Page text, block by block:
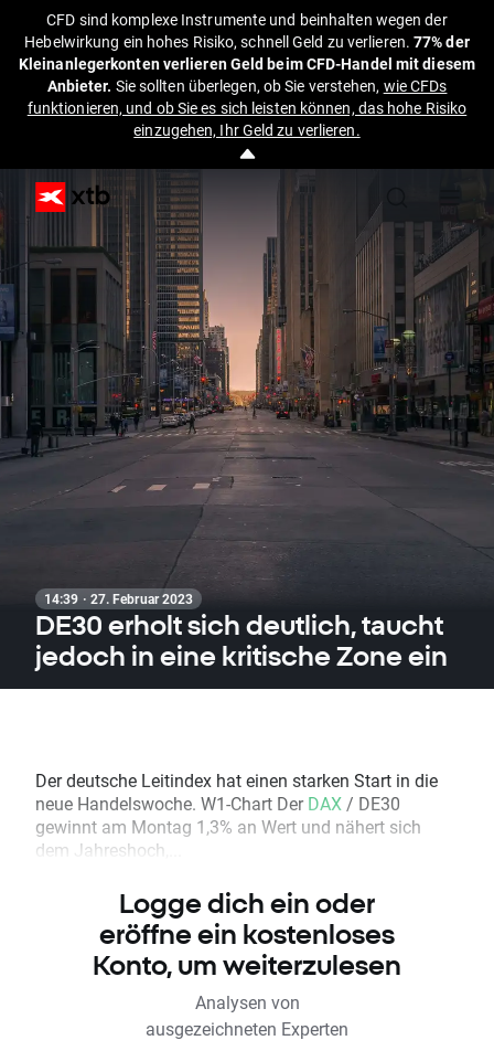
CFD sind komplexe Instrumente und beinhalten wegen der
Hebelwirkung ein hohes Risiko, schnell Geld zu verlieren.77% der
Kleinanlegerkonten verlieren Geld beim CFD-Handel mit diesem
Anbieter. Sie sollten überlegen, ob Sie verstehen, wie CFDs
funktionieren, und ob Sie es sich leisten können, das hohe Risiko
einzugehen, Ihr Geld zu verlieren.
14:39 · 27. Februar 2023
DE30 erholt sich deutlich, taucht
jedoch in eine kritische Zone ein
Der deutsche Leitindex hat einen starken Start in die
neue Handelswoche. W1-Chart DerDAX / DE30
gewinnt am Montag 1,3% an Wert und nähert sich
dem Jahreshoch,...
Logge dich ein oder
eröffne ein kostenloses
Konto, um weiterzulesen
Analysen von
ausgezeichneten Experten